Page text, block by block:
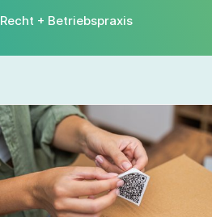
Recht + Betriebspraxis